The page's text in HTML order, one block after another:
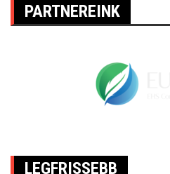
PARTNEREINK
LEGFRISSEBB